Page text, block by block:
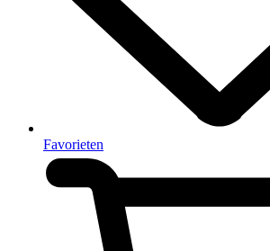
Favorieten